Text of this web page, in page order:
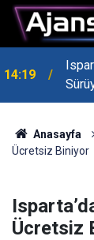
14:19
Anasayfa
Ücretsiz Biniyor
Ücretsiz